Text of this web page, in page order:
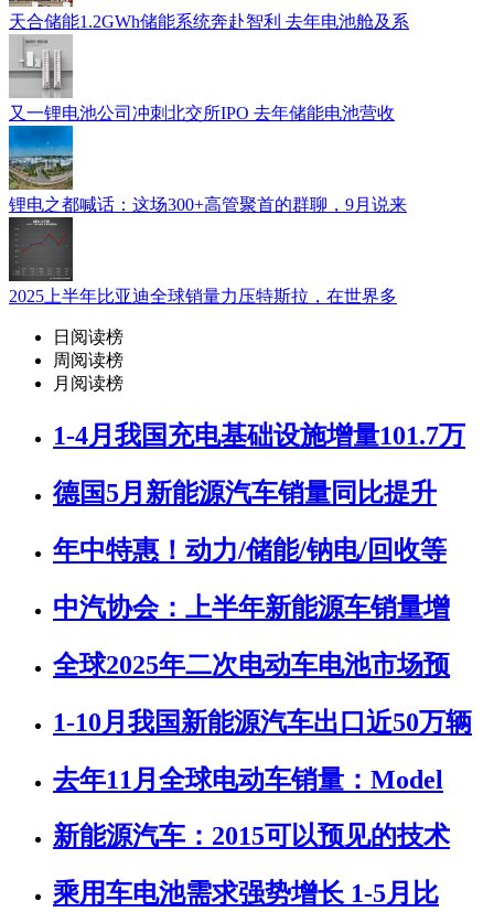
天合储能1.2GWh储能系统奔赴智利 去年电池舱及系
又一锂电池公司冲刺北交所IPO 去年储能电池营收
锂电之都喊话：这场300+高管聚首的群聊，9月说来
2025上半年比亚迪全球销量力压特斯拉，在世界多
日阅读榜
周阅读榜
月阅读榜
1-4月我国充电基础设施增量101.7万
德国5月新能源汽车销量同比提升
年中特惠！动力/储能/钠电/回收等
中汽协会：上半年新能源车销量增
全球2025年二次电动车电池市场预
1-10月我国新能源汽车出口近50万辆
去年11月全球电动车销量：Model
新能源汽车：2015可以预见的技术
乘用车电池需求强势增长 1-5月比